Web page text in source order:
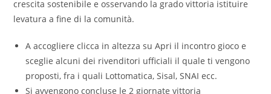
crescita sostenibile e osservando la grado vittoria istituire
levatura a fine di la comunità.
A accogliere clicca in altezza su Apri il incontro gioco e
sceglie alcuni dei rivenditori ufficiali il quale ti vengono
proposti, fra i quali Lottomatica, Sisal, SNAI ecc.
Si avvengono concluse le 2 giornate vittoria